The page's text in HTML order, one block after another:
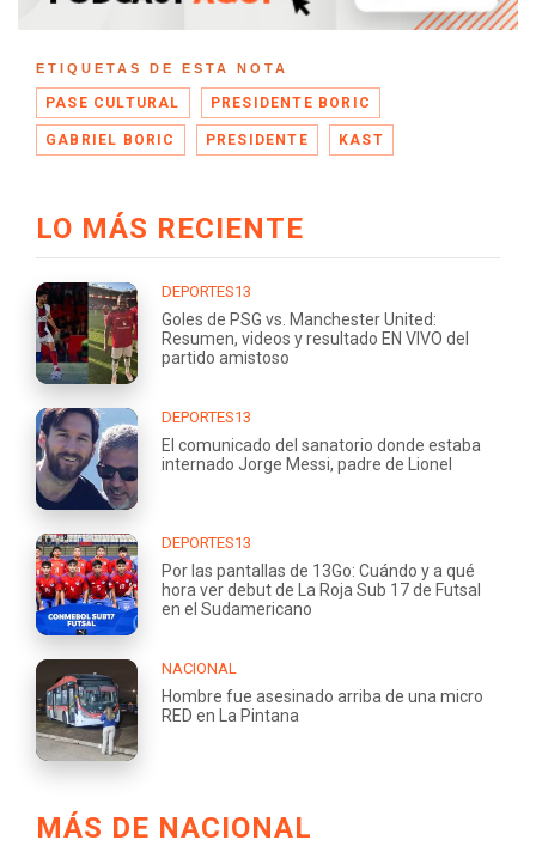
ETIQUETAS DE ESTA NOTA
PASE CULTURAL PRESIDENTE BORIC
GABRIEL BORIC PRESIDENTE KAST
LO MÁS RECIENTE
DEPORTES13
Goles de PSG vs. Manchester United:
Resumen, videos y resultado EN VIVO del
partido amistoso
DEPORTES13
El comunicado del sanatorio donde estaba
internado Jorge Messi, padre de Lionel
DEPORTES13
Por las pantallas de 13Go: Cuándo y a qué
hora ver debut de La Roja Sub 17 de Futsal
en el Sudamericano
NACIONAL
Hombre fue asesinado arriba de una micro
RED en La Pintana
MÁS DE NACIONAL